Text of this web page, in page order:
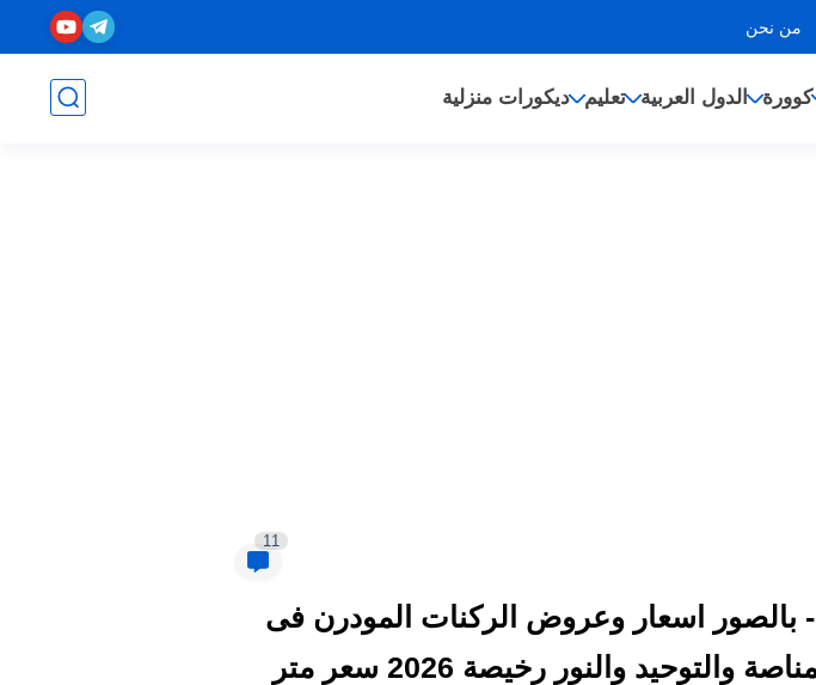
من نحن
كوورة الدول العربية تعليم ديكورات منزلية
11
تحديث يومياً ~سعر متر الركنه فى مصر ٢٠٢٦ - بالصور اسعار وعروض الركنات المودرن فى
مصر 2026 | اسعار الركن اليوم في دمياط والمناصة والتوحيد والنور رخيصة 2026 سعر متر